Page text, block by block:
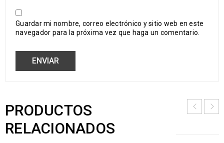
Guardar mi nombre, correo electrónico y sitio web en este
navegador para la próxima vez que haga un comentario.
PRODUCTOS
RELACIONADOS